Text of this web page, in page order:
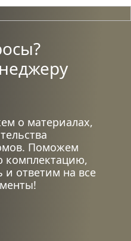
о материалах,
Поможем
комплектацию,
и ответим на все